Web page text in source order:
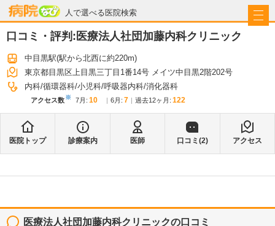
人で選べる医院検索
病院なび
口コミ・評判:医療法人社団加藤内科クリニック
中目黒駅(駅から北西に約220m)
東京都目黒区上目黒三丁目1番14号 メイツ中目黒2階202号
内科 循環器科 小児科 呼吸器内科 消化器科
アクセス数※ 7月 : 10 6月 : 7 過去12ヶ月: 122
医院トップ 診療案内 医師 口コミ(2) アクセス
医療法人社団加藤内科クリニックの口コミ